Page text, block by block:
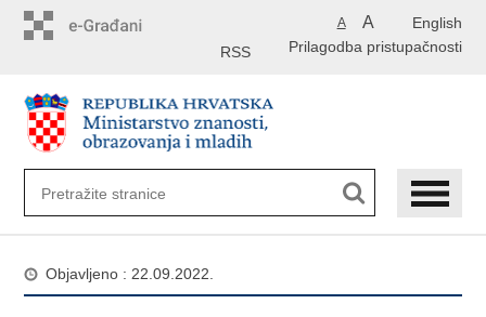
English
A A
Prilagodba pristupačnosti
RSS
Objavljeno : 22.09.2022.